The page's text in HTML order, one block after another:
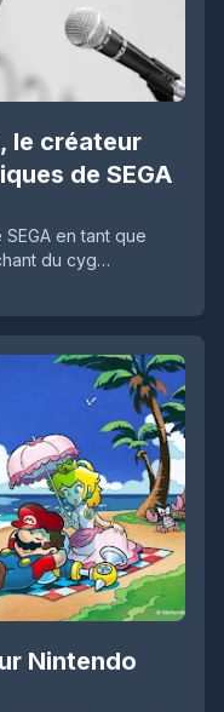
le créateur
de SEGA
en tant que
du cyg…
Nintendo